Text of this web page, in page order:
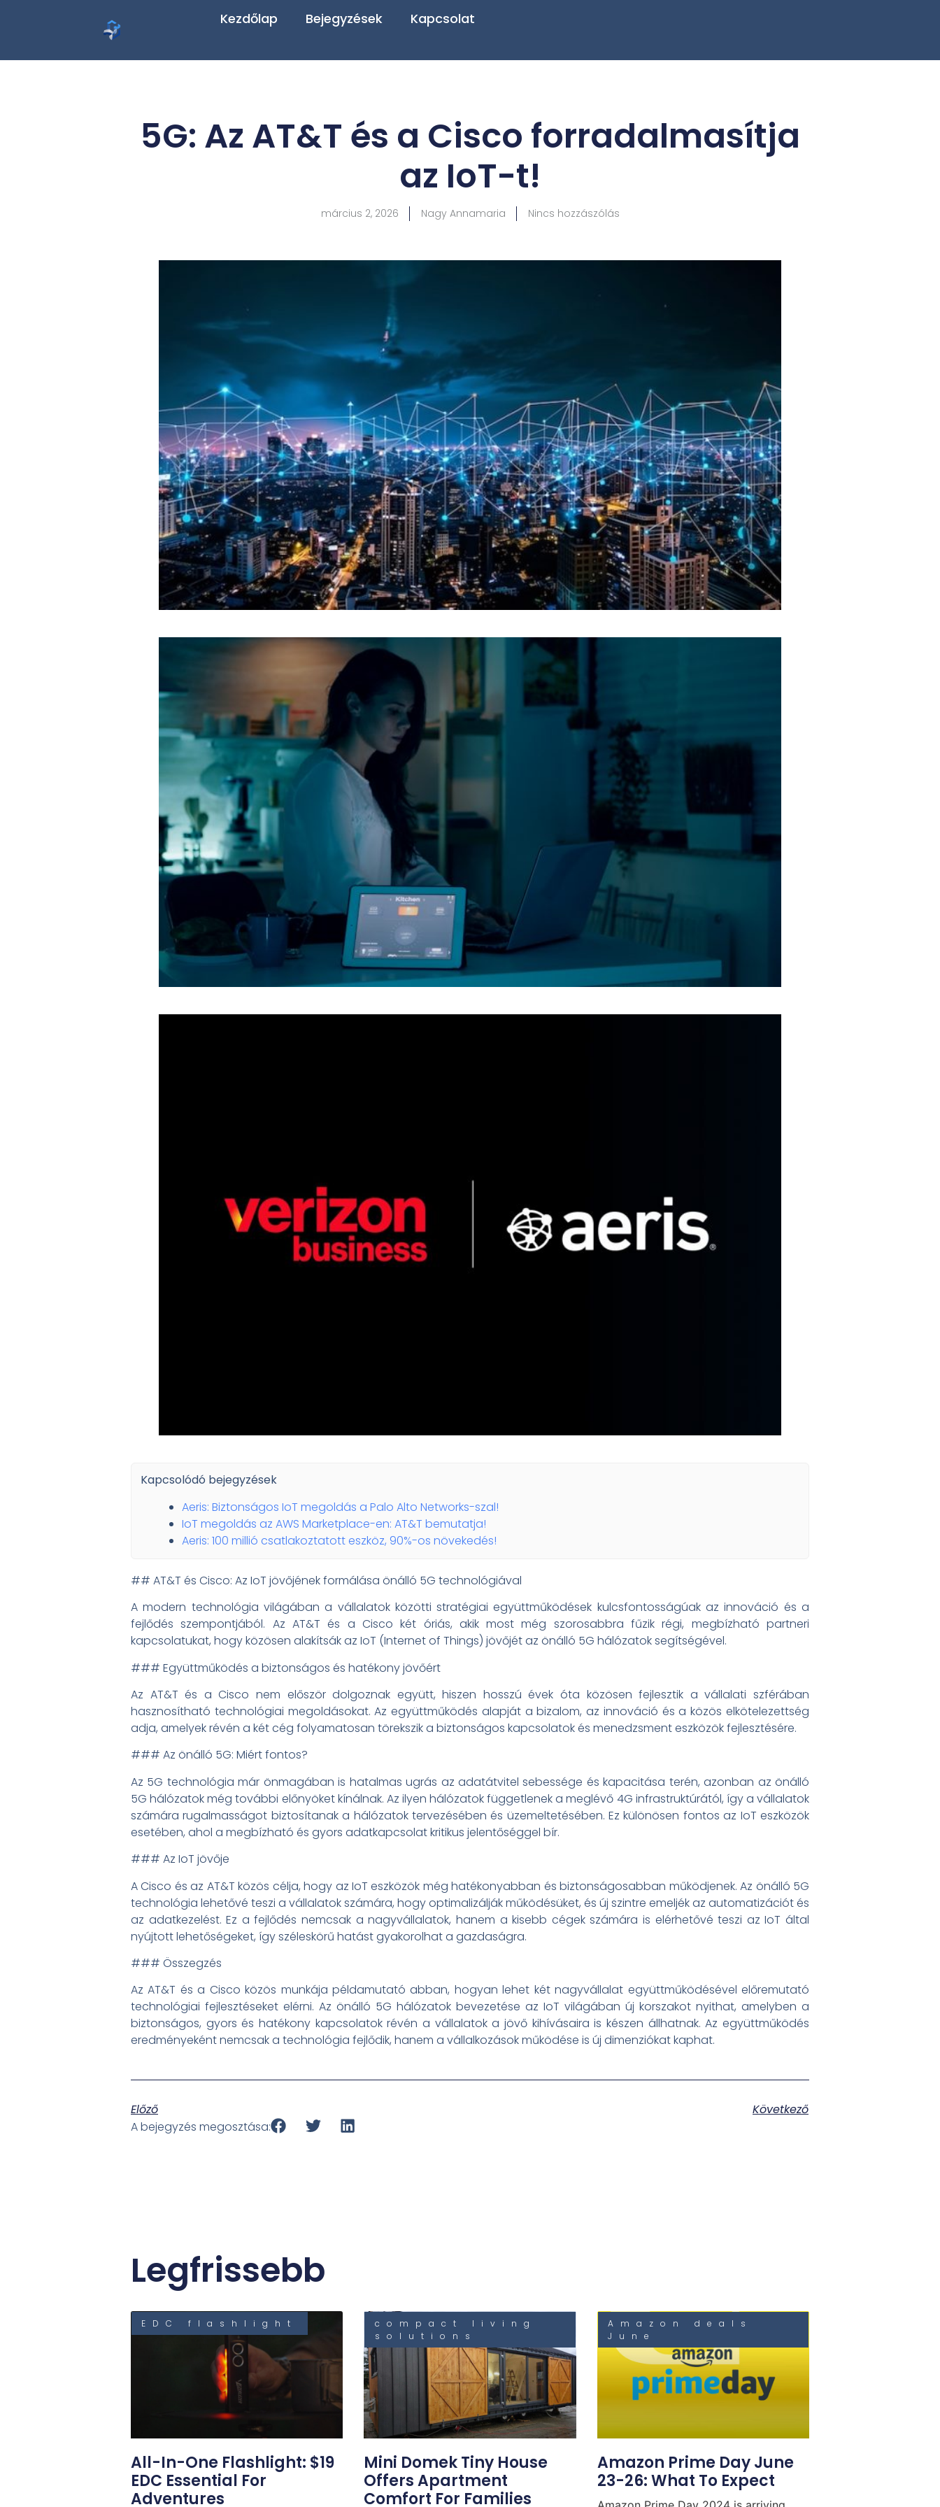
Kezdőlap Bejegyzések Kapcsolat
5G: Az AT&T és a Cisco forradalmasítja
az IoT-t!
március 2, 2026 Nagy Annamaria Nincs hozzászólás
Kapcsolódó bejegyzések
Aeris: Biztonságos IoT megoldás a Palo Alto Networks-szal!
IoT megoldás az AWS Marketplace-en: AT&T bemutatja!
Aeris: 100 millió csatlakoztatott eszköz, 90%-os növekedés!
## AT&T és Cisco: Az IoT jövőjének formálása önálló 5G technológiával
A modern technológia világában a vállalatok közötti stratégiai együttműködések kulcsfontosságúak az innováció és a
fejlődés szempontjából. Az AT&T és a Cisco két óriás, akik most még szorosabbra fűzik régi, megbízható partneri
kapcsolatukat, hogy közösen alakítsák az IoT (Internet of Things) jövőjét az önálló 5G hálózatok segítségével.
### Együttműködés a biztonságos és hatékony jövőért
Az AT&T és a Cisco nem először dolgoznak együtt, hiszen hosszú évek óta közösen fejlesztik a vállalati szférában
hasznosítható technológiai megoldásokat. Az együttműködés alapját a bizalom, az innováció és a közös elkötelezettség
adja, amelyek révén a két cég folyamatosan törekszik a biztonságos kapcsolatok és menedzsment eszközök fejlesztésére.
### Az önálló 5G: Miért fontos?
Az 5G technológia már önmagában is hatalmas ugrás az adatátvitel sebessége és kapacitása terén, azonban az önálló
5G hálózatok még további előnyöket kínálnak. Az ilyen hálózatok függetlenek a meglévő 4G infrastruktúrától, így a vállalatok
számára rugalmasságot biztosítanak a hálózatok tervezésében és üzemeltetésében. Ez különösen fontos az IoT eszközök
esetében, ahol a megbízható és gyors adatkapcsolat kritikus jelentőséggel bír.
### Az IoT jövője
A Cisco és az AT&T közös célja, hogy az IoT eszközök még hatékonyabban és biztonságosabban működjenek. Az önálló 5G
technológia lehetővé teszi a vállalatok számára, hogy optimalizálják működésüket, és új szintre emeljék az automatizációt és
az adatkezelést. Ez a fejlődés nemcsak a nagyvállalatok, hanem a kisebb cégek számára is elérhetővé teszi az IoT által
nyújtott lehetőségeket, így széleskörű hatást gyakorolhat a gazdaságra.
### Összegzés
Az AT&T és a Cisco közös munkája példamutató abban, hogyan lehet két nagyvállalat együttműködésével előremutató
technológiai fejlesztéseket elérni. Az önálló 5G hálózatok bevezetése az IoT világában új korszakot nyithat, amelyben a
biztonságos, gyors és hatékony kapcsolatok révén a vállalatok a jövő kihívásaira is készen állhatnak. Az együttműködés
eredményeként nemcsak a technológia fejlődik, hanem a vállalkozások működése is új dimenziókat kaphat.
Előző
Következő
A bejegyzés megosztása:
Legfrissebb
EDC flashlight
All-In-One Flashlight: $19
EDC Essential For
Adventures
compact living
solutions
Mini Domek Tiny House
Offers Apartment
Comfort For Families
Amazon deals
June
Amazon Prime Day June
23-26: What To Expect